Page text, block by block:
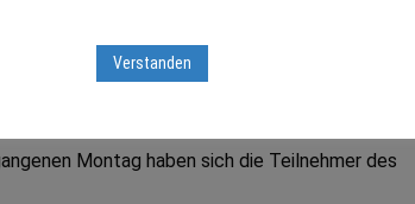
Börsenticker:
Montag haben sich die Teilnehmer des
Verstanden